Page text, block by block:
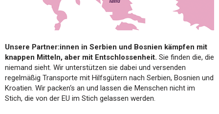
Unsere Partner:innen in Serbien und Bosnien kämpfen mit
knappen Mitteln, aber mit Entschlossenheit. Sie finden die, die
niemand sieht. Wir unterstützen sie dabei und versenden
regelmäßig Transporte mit Hilfsgütern nach Serbien, Bosnien und
Kroatien. Wir packen‘s an und lassen die Menschen nicht im
Stich, die von der EU im Stich gelassen werden.